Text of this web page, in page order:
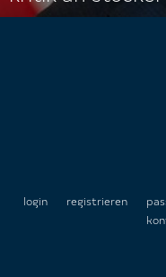
login registrieren